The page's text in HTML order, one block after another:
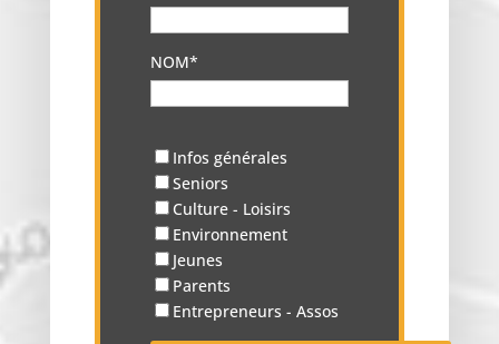
NOM*
Infos générales
Seniors
Culture - Loisirs
Environnement
Jeunes
Parents
Entrepreneurs - Assos